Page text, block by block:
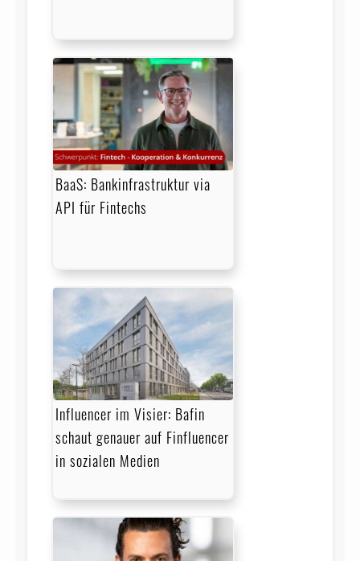
BaaS: Bankinfrastruktur via
API für Fintechs
Influencer im Visier: Bafin
schaut genauer auf Finfluencer
in sozialen Medien